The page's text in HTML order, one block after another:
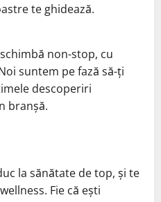
te ghidează.
non-stop, cu
suntem pe fază să-ți
descoperiri
branșă.
la sănătate de top, și te
Fie că ești